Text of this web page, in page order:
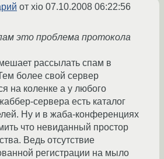
от xio 07.10.2008 06:22:56
это проблема протокола
рассылать спам в
более свой сервер
на коленке а у любого
сервера есть каталог
Ну и в жаба-конференциях
что невиданный простор
Ведь отсутствие
регистрации на мыло